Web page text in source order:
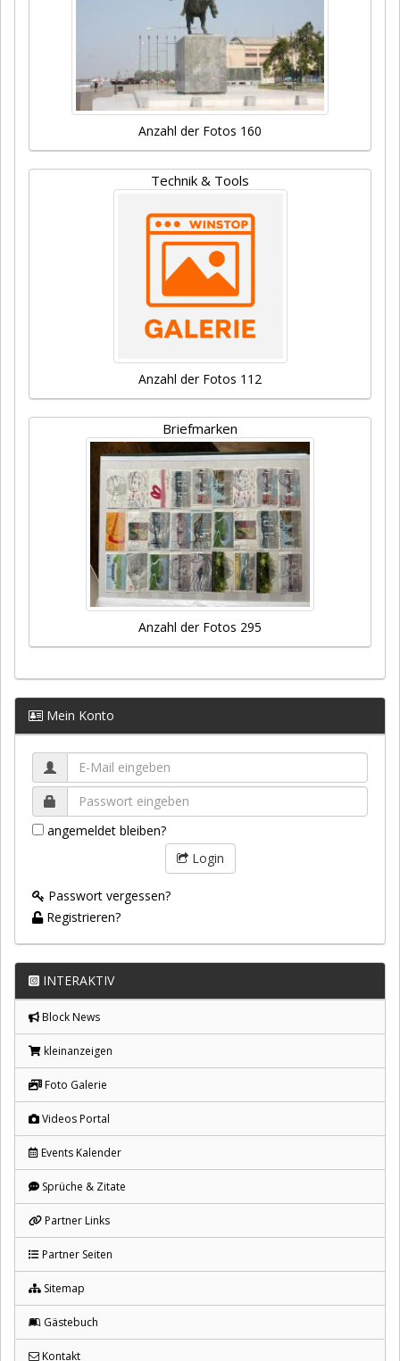
Anzahl der Fotos 160
Technik & Tools
Anzahl der Fotos 112
Briefmarken
Anzahl der Fotos 295
Mein Konto
angemeldet bleiben?
Login
Passwort vergessen?
Registrieren?
INTERAKTIV
Block News
kleinanzeigen
Foto Galerie
Videos Portal
Events Kalender
Sprüche & Zitate
Partner Links
Partner Seiten
Sitemap
Gästebuch
Kontakt